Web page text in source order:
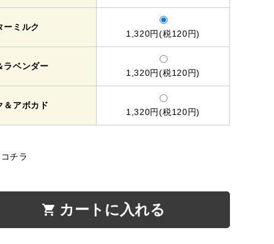
ーミルク
1,320円(税120円)
ラベンダー
1,320円(税120円)
＆アボカド
1,320円(税120円)
チラ
shopping_cart カートに入れる